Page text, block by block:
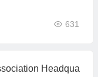
631
Headqua